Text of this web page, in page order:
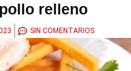
relleno
SIN COMENTARIOS